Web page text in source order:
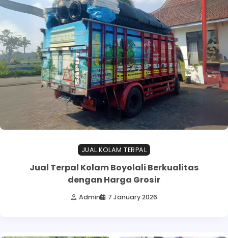
JUAL KOLAM TERPAL
Jual Terpal Kolam Boyolali Berkualitas
dengan Harga Grosir
Admin 7 January 2026